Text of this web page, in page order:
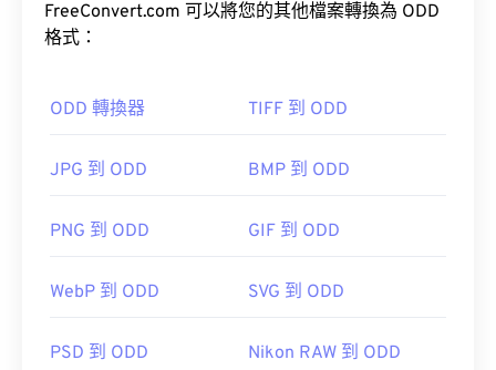
畫書，被重新命名為 CBR。 CBR 文件也被稱為更簡
單的“漫畫書閱讀器文件”。
如何開啟 CBR 檔案？
免費、受歡迎的軟體，並且可以讀取其他漫畫書檔案
SumatraPDF
FreeConvert.com 可以將您的其他檔案轉換為 ODD
格式：
ODD 轉換器 TIFF 到 ODD
JPG 到 ODD BMP 到 ODD
PNG 到 ODD GIF 到 ODD
WebP 到 ODD SVG 到 ODD
PSD 到 ODD Nikon RAW 到 ODD